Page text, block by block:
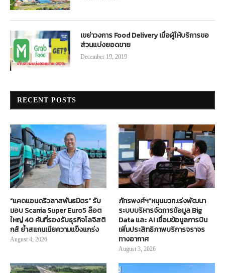
เขย่าวงการ Food Delivery เมื่อผู้ให้บริการขอ
ส่วนแบ่งยอดขาย
December 19, 2019
RECENT POSTS
“แคดแอนดริวลาสพันธมิตร” รับ
มอบ Scania Super Euro5 ล็อต
ใหญ่ 40 คันที่รองรับธุรกิจโลจิสติ
กส์ ย้ำสแกนเนียความแข็งแกร่ง
August 4, 2026
ภัทรพงศ์ฯ”หนุนบวท.เร่งพัฒนา
ระบบบริหารจัดการข้อมูล Big
Data และ AI เชื่อมข้อมูลการบิน
เพิ่มประสิทธิภาพบริการจราจร
ทางอากาศ
August 3, 2026